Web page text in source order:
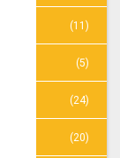
(11)
(5)
(24)
(20)